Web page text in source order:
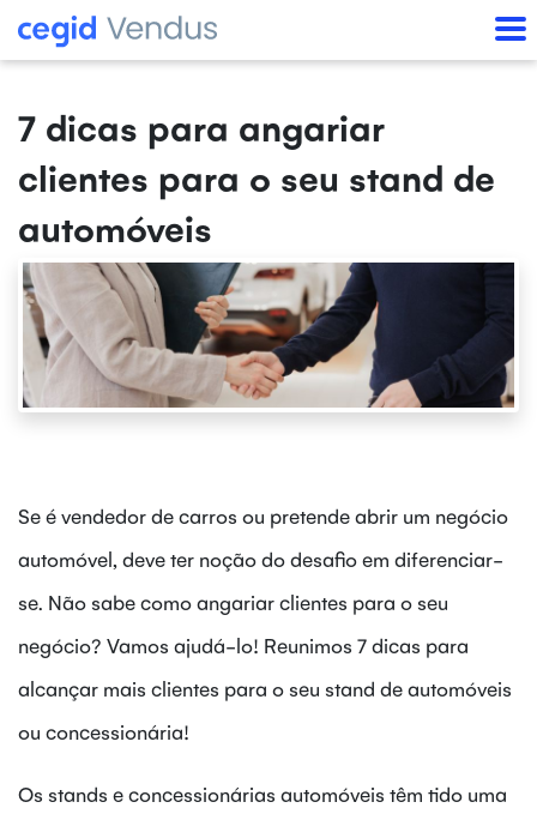
7 dicas para angariar
clientes para o seu stand de
automóveis
Se é vendedor de carros ou pretende abrir um negócio
automóvel, deve ter noção do desafio em diferenciar-
se. Não sabe como angariar clientes para o seu
negócio? Vamos ajudá-lo! Reunimos 7 dicas para
alcançar mais clientes para o seu stand de automóveis
ou concessionária!
Os stands e concessionárias automóveis têm tido uma